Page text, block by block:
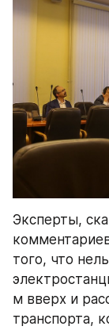
Эксперты,
того, что
м вверх и
транспорта,